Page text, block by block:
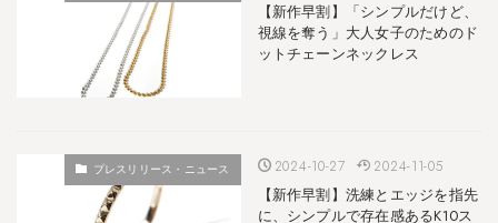
【新作早割】「シンプルだけど、
視線を奪う」大人女子のためのド
ットチェーンネックレス
プレスリリース・ニュース 2024-10-27 2024-11-05
【新作早割】洗練とエッジを指先
に、シンプルで存在感あるK10ス